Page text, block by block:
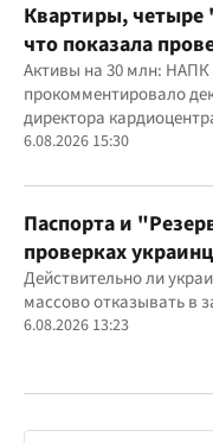
Квартиры,
что показала
руководителя
Маньковского и
Активы на 30 млн: НАПК
прокомментировало
директора
Маньковского
6.08.2026 15:30
Паспорта и
проверках
Действительно ли
массово отказывать в
6.08.2026 13:23